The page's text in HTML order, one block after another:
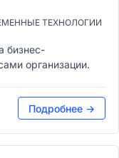
ТЕХНОЛОГИИ
бизнес-
организации.
Подробнее →